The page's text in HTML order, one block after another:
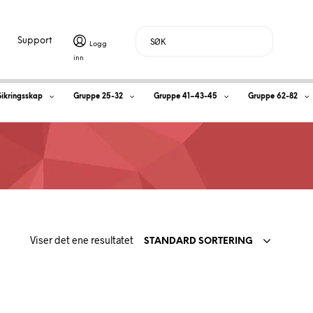
Sikringsskap Gruppe 25-32 Gruppe 41–43-45 Gruppe 62-82
Support
STANDARD SORTERING
Viser det ene resultatet
H
a
d
e